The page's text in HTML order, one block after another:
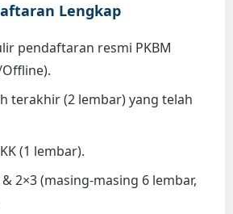
Lengkap
pendaftaran resmi PKBM
terakhir (2 lembar) yang telah
(1 lembar).
2×3 (masing-masing 6 lembar,